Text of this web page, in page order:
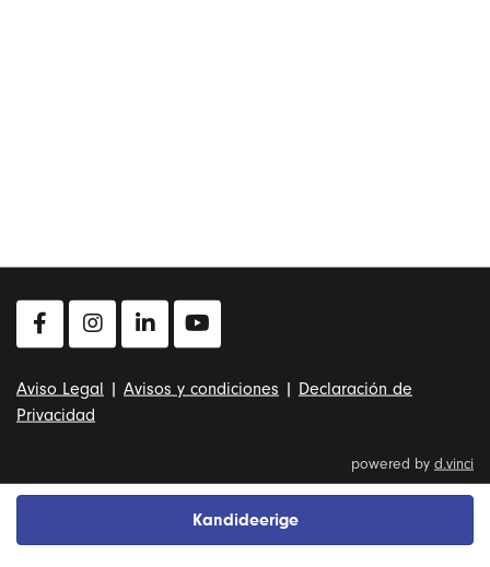
Kandideerige
Aviso Legal | Avisos y condiciones | Declaración de
Privacidad
powered by d.vinci